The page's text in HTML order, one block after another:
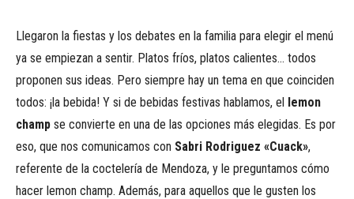
Llegaron la fiestas y los debates en la familia para elegir el menú
ya se empiezan a sentir. Platos fríos, platos calientes… todos
proponen sus ideas. Pero siempre hay un tema en que coinciden
todos: ¡la bebida! Y si de bebidas festivas hablamos, el lemon
champ se convierte en una de las opciones más elegidas. Es por
eso, que nos comunicamos con Sabri Rodriguez «Cuack»,
referente de la coctelería de Mendoza, y le preguntamos cómo
hacer lemon champ. Además, para aquellos que le gusten los